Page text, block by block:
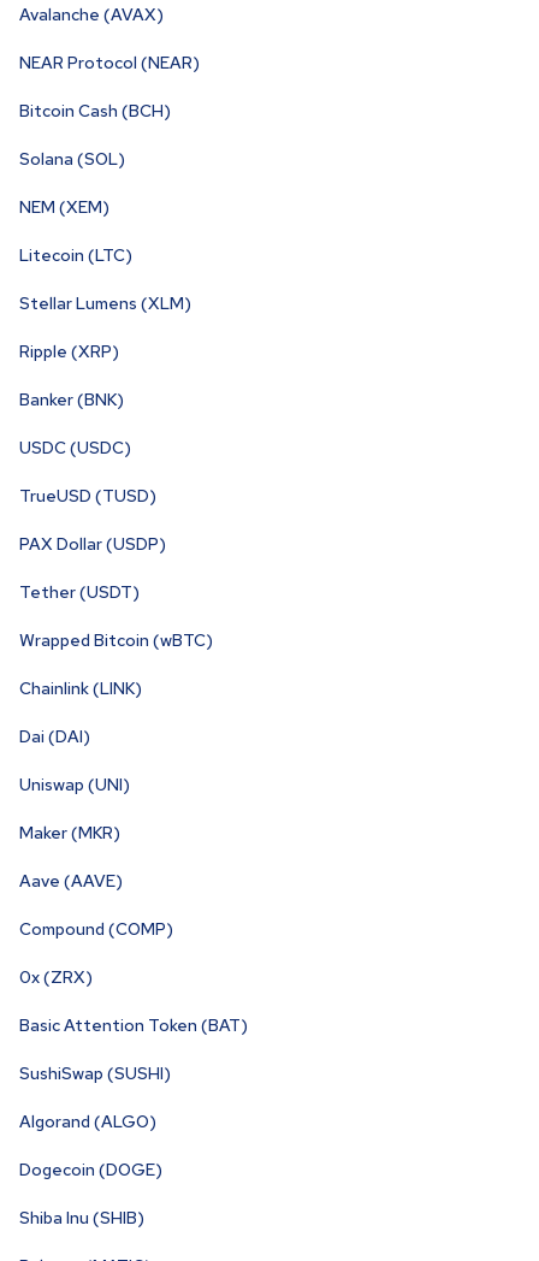
Avalanche (AVAX)
NEAR Protocol (NEAR)
Bitcoin Cash (BCH)
Solana (SOL)
NEM (XEM)
Litecoin (LTC)
Stellar Lumens (XLM)
Ripple (XRP)
Banker (BNK)
USDC (USDC)
TrueUSD (TUSD)
PAX Dollar (USDP)
Tether (USDT)
Wrapped Bitcoin (wBTC)
Chainlink (LINK)
Dai (DAI)
Uniswap (UNI)
Maker (MKR)
Aave (AAVE)
Compound (COMP)
0x (ZRX)
Basic Attention Token (BAT)
SushiSwap (SUSHI)
Algorand (ALGO)
Dogecoin (DOGE)
Shiba Inu (SHIB)